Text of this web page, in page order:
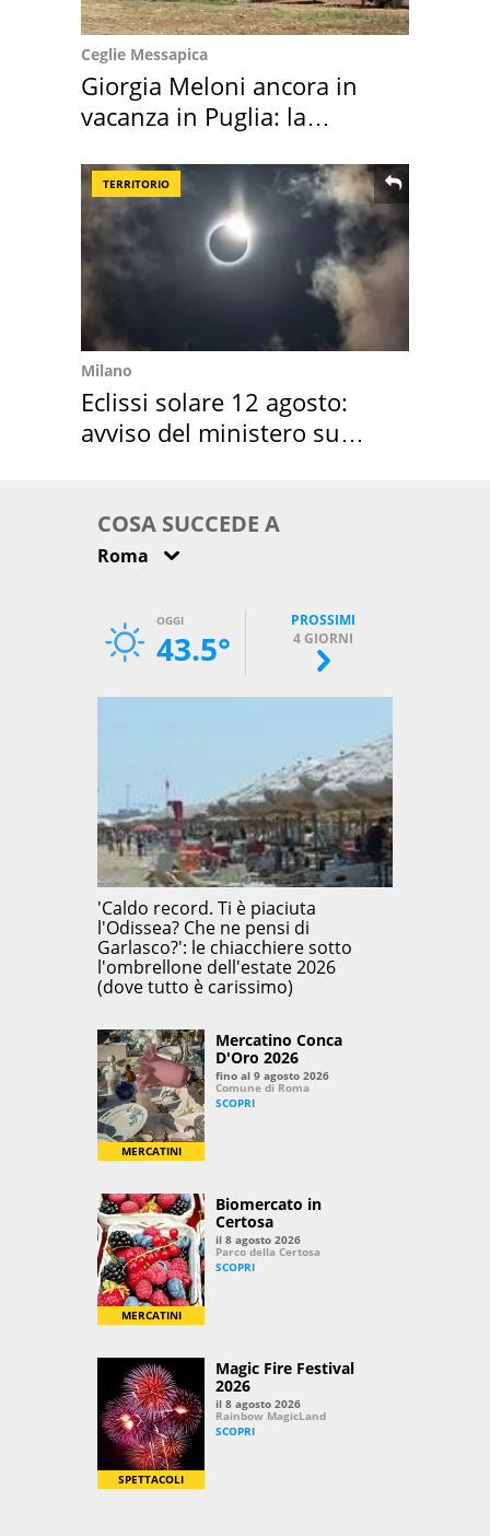
Ceglie Messapica
Giorgia Meloni ancora in
vacanza in Puglia: la
TERRITORIO
Milano
Eclissi solare 12 agosto:
avviso del ministero su